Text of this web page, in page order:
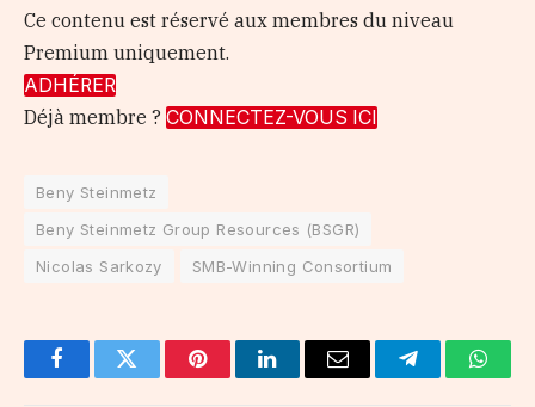
Ce contenu est réservé aux membres du niveau
Premium uniquement.
ADHÉRER
Déjà membre ? CONNECTEZ-VOUS ICI
Beny Steinmetz
Beny Steinmetz Group Resources (BSGR)
Nicolas Sarkozy
SMB-Winning Consortium
FacebookTwitter PinterestLinkedInEmail Telegram